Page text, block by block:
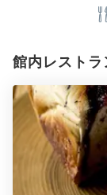
バーで気軽
お酒を愉し
※設備・アメニティ
館内レストラ